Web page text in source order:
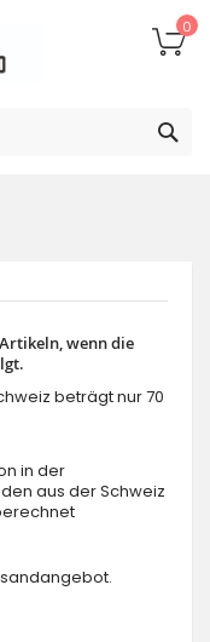
0
wenn die
beträgt nur 70
in der
aus der Schweiz